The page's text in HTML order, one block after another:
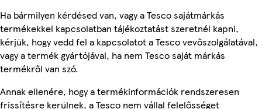
Ha bármilyen kérdésed van, vagy a Tesco sajátmárkás
termékekkel kapcsolatban tájékoztatást szeretnél kapni,
kérjük, hogy vedd fel a kapcsolatot a Tesco vevőszolgálatával,
vagy a termék gyártójával, ha nem Tesco saját márkás
termékről van szó.
Annak ellenére, hogy a termékinformációk rendszeresen
frissítésre kerülnek, a Tesco nem vállal felelősséget